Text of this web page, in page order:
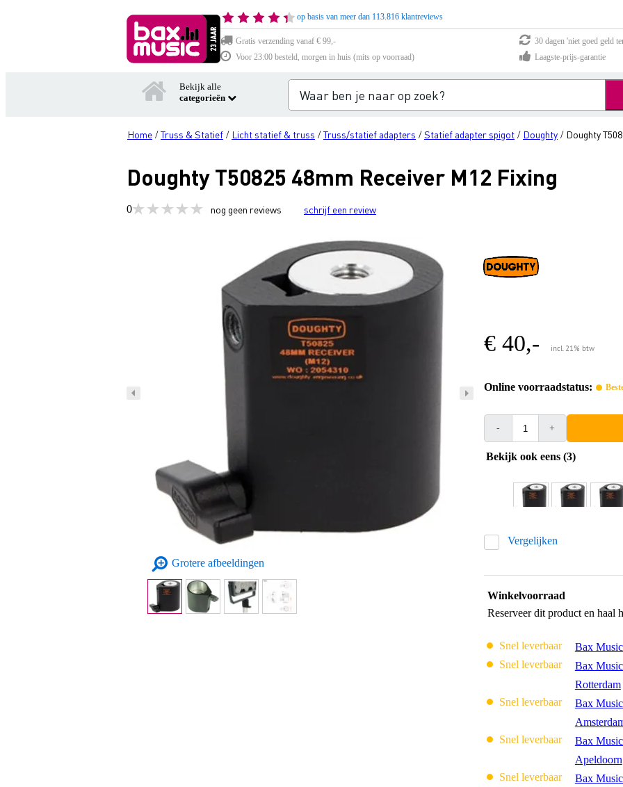
op basis van meer dan 113.816 klantreviews
Gratis verzending vanaf € 99,-
30 dagen 'niet goed geld
Voor 23:00 besteld, morgen in huis (mits op voorraad)
Laagste-prijs-garantie
Bekijk alle
categorieën
Home /Truss & Statief / Licht statief & truss /Truss/statief adapters /Statief adapter spigot / Doughty / Doughty
Doughty T50825 48mm Receiver M12 Fixing
0 nog geen reviews schrijf een review
Grotere afbeeldingen
€ 40,- incl. 21% btw
Online voorraadstatus:
- +
Bekijk ook eens (3)
Vergelijken
Winkelvoorraad
Reserveer dit product en haal
Snel leverbaar Bax
Snel leverbaar
Bax
Rotterdam
Snel leverbaar
Bax
Snel leverbaar
Bax
Apeldoorn
Snel leverbaar
Bax